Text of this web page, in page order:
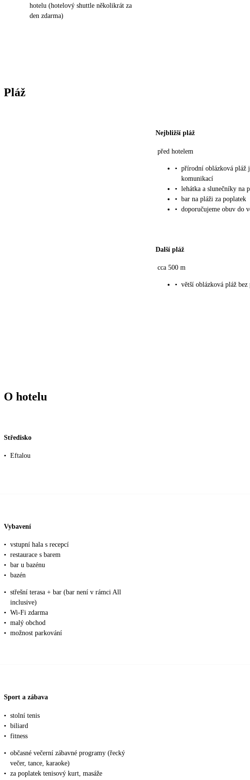
hotelu (hotelový shuttle několikrát za
den zdarma)
Pláž
Nejbližší pláž
před hotelem
• přírodní oblázková pláž
komunikací
• lehátka a slunečníky na
• bar na pláži za poplatek
• doporučujeme obuv do
Další pláž
cca 500 m
• větší oblázková pláž
O hotelu
Středisko
• Eftalou
Vybavení
• vstupní hala s recepcí
• restaurace s barem
• bar u bazénu
• bazén
• střešní terasa + bar (bar není v rámci All
inclusive)
• Wi-Fi zdarma
• malý obchod
• možnost parkování
Sport a zábava
• stolní tenis
• biliard
• fitness
• občasné večerní zábavné programy (řecký
večer, tance, karaoke)
• za poplatek tenisový kurt, masáže